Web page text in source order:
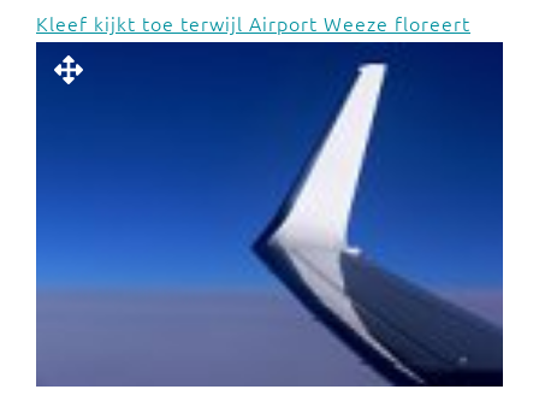
Kleef kijkt toe terwijl Airport Weeze floreert